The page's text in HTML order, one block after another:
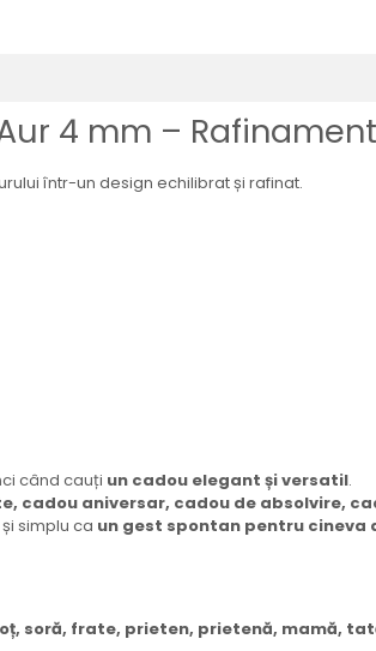
4 mm –
într-un design echilibrat și rafinat.
când cauți un cadou elegant și versatil.
cadou aniversar, cadou de absolvire,
simplu ca un gest spontan pentru cineva
soră, frate, prieten, prietenă, mamă,